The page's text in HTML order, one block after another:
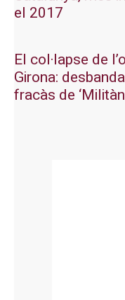
el 2017
El col·lapse de
Girona:
fracàs de